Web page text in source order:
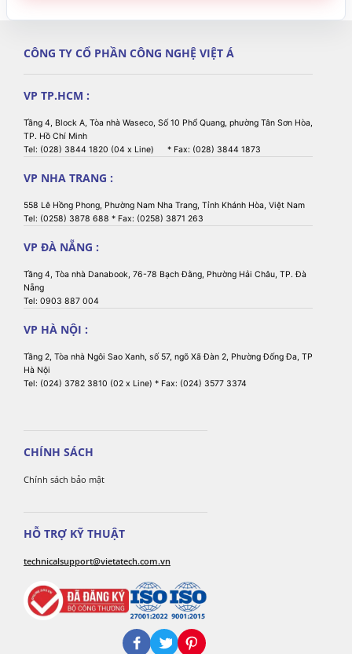
CÔNG TY CỔ PHẦN CÔNG NGHỆ VIỆT Á
VP TP.HCM :
Tầng 4, Block A, Tòa nhà Waseco, Số 10 Phổ Quang, phường Tân Sơn Hòa,
TP. Hồ Chí Minh
Tel: (028) 3844 1820 (04 x Line) * Fax: (028) 3844 1873
VP NHA TRANG :
558 Lê Hồng Phong, Phường Nam Nha Trang, Tỉnh Khánh Hòa, Việt Nam
Tel: (0258) 3878 688 * Fax: (0258) 3871 263
VP ĐÀ NẴNG :
Tầng 4, Tòa nhà Danabook, 76-78 Bạch Đằng, Phường Hải Châu, TP. Đà
Nẵng
Tel: 0903 887 004
VP HÀ NỘI :
Tầng 2, Tòa nhà Ngôi Sao Xanh, số 57, ngõ Xã Đàn 2, Phường Đống Đa, TP
Hà Nội
Tel: (024) 3782 3810 (02 x Line) * Fax: (024) 3577 3374
CHÍNH SÁCH
Chính sách bảo mật
HỖ TRỢ KỸ THUẬT
technicalsupport@vietatech.com.vn